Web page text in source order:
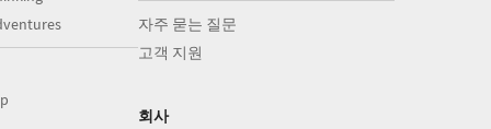
자주 묻는 질문
고객 지원
회사